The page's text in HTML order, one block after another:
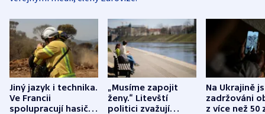
Jiný jazyk i technika.
Ve Francii
spolupracují hasiči z
„Musíme zapojit
ženy.“ Litevští
politici zvažují
Na Ukrajině
zadržováni
z více než 50